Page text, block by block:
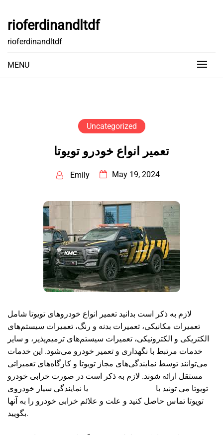
content
rioferdinandltdf
rioferdinandltdf
MENU
Uncategorized
تعمیر انواع خودرو تویوتا
Emily May 19, 2024
لازم به ذکر است بدانید تعمیر انواع خودروهای تویوتا شامل
تعمیرات مکانیکی، تعمیرات بدنه و رنگ، تعمیرات سیستم‌های
الکتریکی و الکترونیکی، تعمیرات سیستم‌های ترمیم‌پذیر، و سایر
خدمات مرتبط با نگهداری و تعمیر خودرو می‌شود. این خدمات
می‌توانند توسط نمایندگی‌های مجاز تویوتا و کارگاه‌های تعمیراتی
مستقل ارائه شوند. لازم به ذکر است در صورت خرابی خودرو
تویوتا می تونید با
یا نمایندگی سیار خودروی
تویوتا تماس حاصل کنید و علت و علائم خرابی خودرو را به آنها
بگویید.